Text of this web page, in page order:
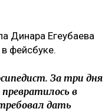
Динара Егеубаева
фейсбуке.
За три дня
в
дать